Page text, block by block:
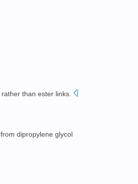
rather than ester links
from dipropylene glycol